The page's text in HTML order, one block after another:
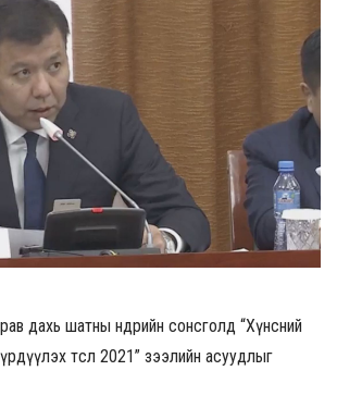
дахь шатны өнөөдрийн сонсголд “Хүнсний
төсөл 2021” зээлийн асуудлыг